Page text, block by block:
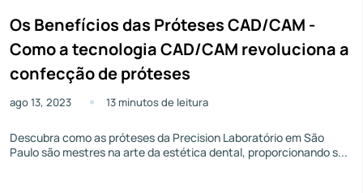
Os Benefícios das Próteses CAD/CAM -
Como a tecnologia CAD/CAM revoluciona a
confecção de próteses
ago 13, 2023 13 minutos de leitura
Descubra como as próteses da Precision Laboratório em São
Paulo são mestres na arte da estética dental, proporcionando s...